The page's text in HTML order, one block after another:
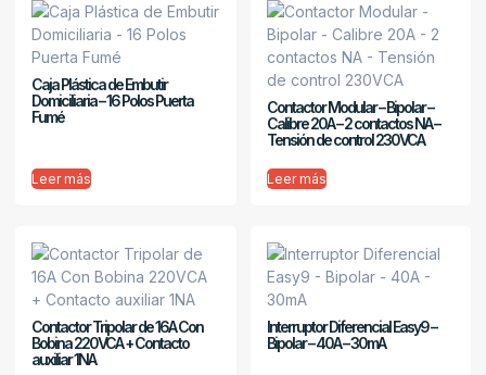
Caja Plástica de Embutir
Domiciliaria – 16 Polos Puerta
Fumé
Leer más
Contactor Modular – Bipolar –
Calibre 20A – 2 contactos NA –
Tensión de control 230VCA
Leer más
Contactor Tripolar de 16A Con
Bobina 220VCA + Contacto
auxiliar 1NA
Interruptor Diferencial Easy9 –
Bipolar – 40A – 30mA